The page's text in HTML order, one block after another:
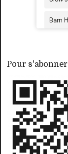
Pour s'abonner